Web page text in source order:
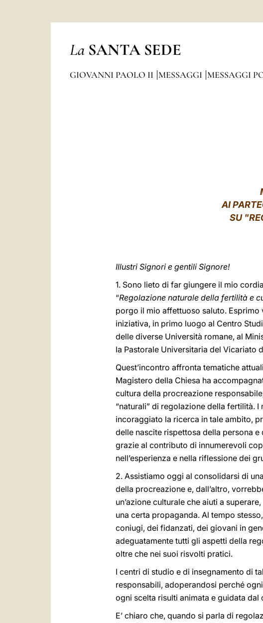
La SANTA SEDE
GIOVANNI PAOLO II MESSAGGI MESSAGGI
AI
SU
Illustri Signori e gentili Signore!
1. Sono lieto di far giungere il mio
“Regolazione naturale della fertilità e
porgo il mio affettuoso saluto.
iniziativa, in primo luogo al Centro
delle diverse Università romane, al
la Pastorale Universitaria del Vicariato
Quest’incontro affronta tematiche
Magistero della Chiesa ha
cultura della procreazione
“naturali” di regolazione della fertilità.
incoraggiato la ricerca in tale ambito,
delle nascite rispettosa della persona
grazie al contributo di innumerevoli
nell’esperienza e nella riflessione dei
2. Assistiamo oggi al consolidarsi di
della procreazione e, dall’altro,
un’azione culturale che aiuti a
una certa propaganda. Al tempo
coniugi, dei fidanzati, dei giovani in
adeguatamente tutti gli aspetti della
oltre che nei suoi risvolti pratici.
I centri di studio e di insegnamento di
responsabili, adoperandosi perché
ogni scelta risulti animata e guidata
E’ chiaro che, quando si parla di